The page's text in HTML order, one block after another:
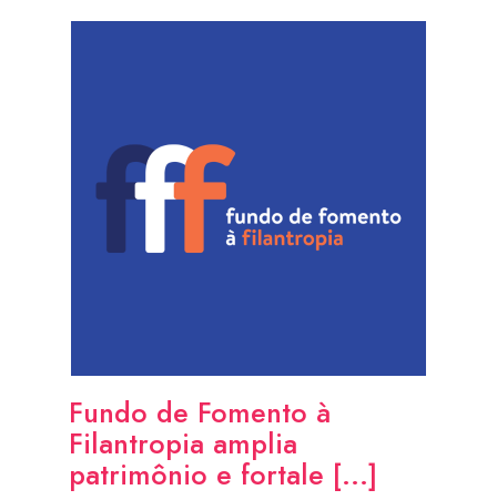
Fundo de Fomento à
Filantropia amplia
patrimônio e fortale [...]